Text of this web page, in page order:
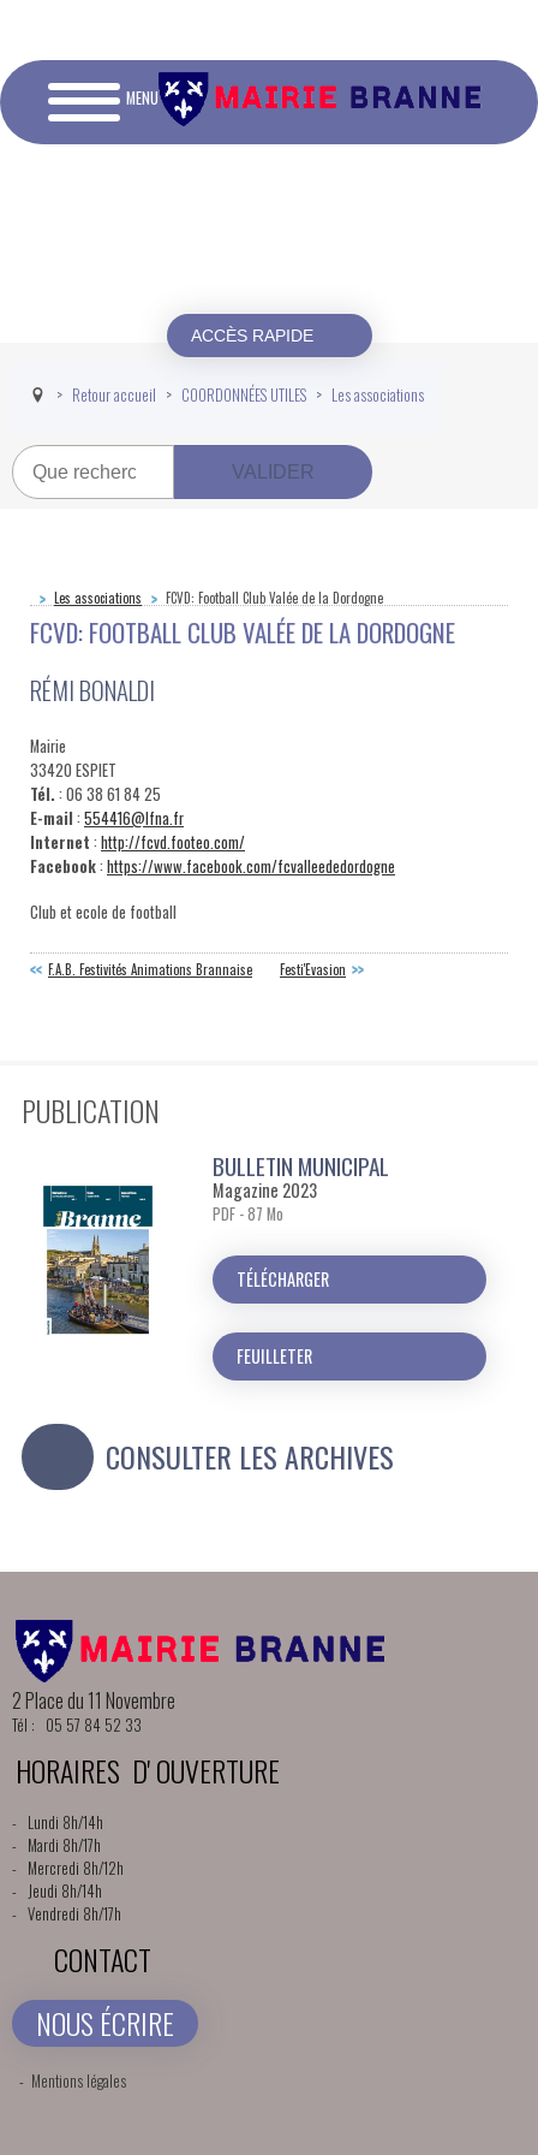
MENU
ACCÈS RAPIDE
Retour accueil COORDONNÉES UTILES Les associations
Recherche
VALIDER
Les associations FCVD: Football Club Valée de la Dordogne
FCVD: FOOTBALL CLUB VALÉE DE LA DORDOGNE
RÉMI BONALDI
Mairie
33420 ESPIET
Tél. : 06 38 61 84 25
E-mail : 554416@lfna.fr
Internet : http://fcvd.footeo.com/
Facebook: https://www.facebook.com/fcvalleededordogne
Club et ecole de football
F.A.B. Festivités Animations Brannaise Festi'Evasion
PUBLICATION
BULLETIN MUNICIPAL
Magazine 2023
PDF - 87 Mo
TÉLÉCHARGER
FEUILLETER
CONSULTER LES ARCHIVES
2 Place du 11 Novembre
Tél : 05 57 84 52 33
HORAIRES D' OUVERTURE
- Lundi 8h/14h
- Mardi 8h/17h
- Mercredi 8h/12h
- Jeudi 8h/14h
- Vendredi 8h/17h
CONTACT
NOUS ÉCRIRE
- Mentions légales